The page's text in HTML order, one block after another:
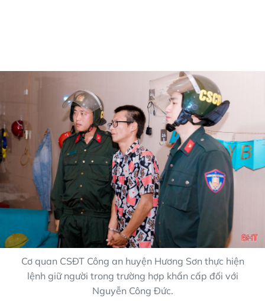
Cơ quan CSĐT Công an huyện Hương Sơn thực hiện
lệnh giữ người trong trường hợp khẩn cấp đối với
Nguyễn Công Đức.